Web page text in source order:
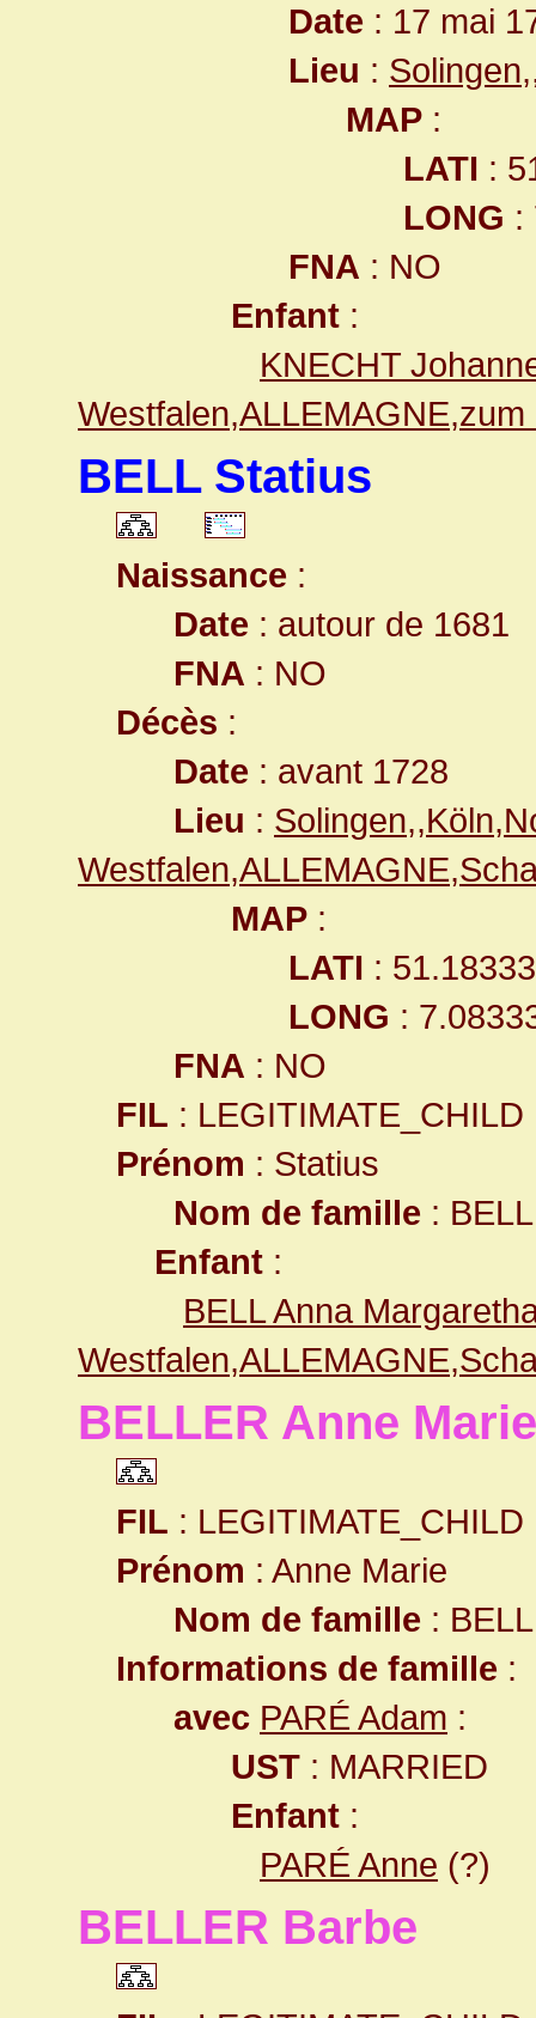
Date : 17 mai
Lieu :
MAP :
LATI :
LONG :
FNA : NO
Enfant :
KNECHT
Westfalen,ALLEMAGNE,zum
BELL Statius
Naissance :
Date : autour de 1681
FNA : NO
Décès :
Date : avant 1728
Lieu :
MAP :
LATI :
LONG :
FNA : NO
FIL : LEGITIMATE_CHILD
Prénom : Statius
Nom de famille : BELL
Enfant :
BELL Anna
BELLER Anne Marie
FIL : LEGITIMATE_CHILD
Prénom : Anne Marie
Nom de famille :
Informations de famille :
avec PARÉ Adam :
UST : MARRIED
Enfant :
PARÉ Anne (?)
BELLER Barbe